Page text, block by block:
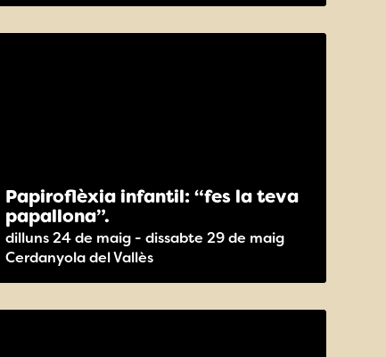
Papiroflèxia infantil: “fes la teva
papallona”.
dilluns 24 de maig - dissabte 29 de maig
Cerdanyola del Vallès